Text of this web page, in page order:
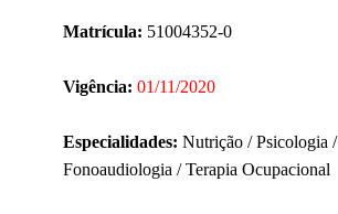
Matrícula: 51004352-0
Vigência: 01/11/2020
Especialidades: Nutrição / Psicologia /
Fonoaudiologia / Terapia Ocupacional